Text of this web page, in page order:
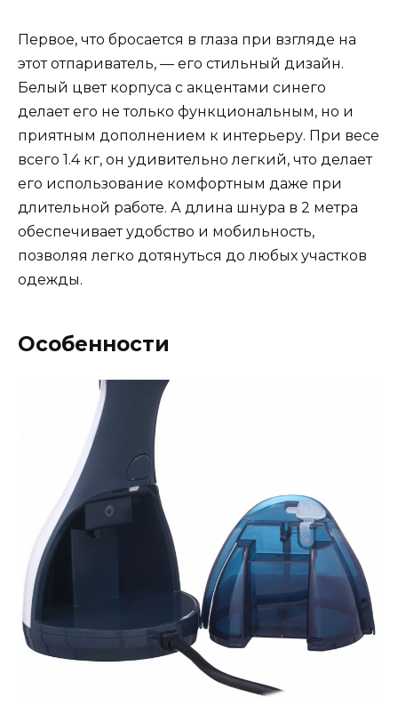
Первое, что бросается в глаза при взгляде на
этот отпариватель, — его стильный дизайн.
Белый цвет корпуса с акцентами синего
делает его не только функциональным, но и
приятным дополнением к интерьеру. При весе
всего 1.4 кг, он удивительно легкий, что делает
его использование комфортным даже при
длительной работе. А длина шнура в 2 метра
обеспечивает удобство и мобильность,
позволяя легко дотянуться до любых участков
одежды.
Особенности